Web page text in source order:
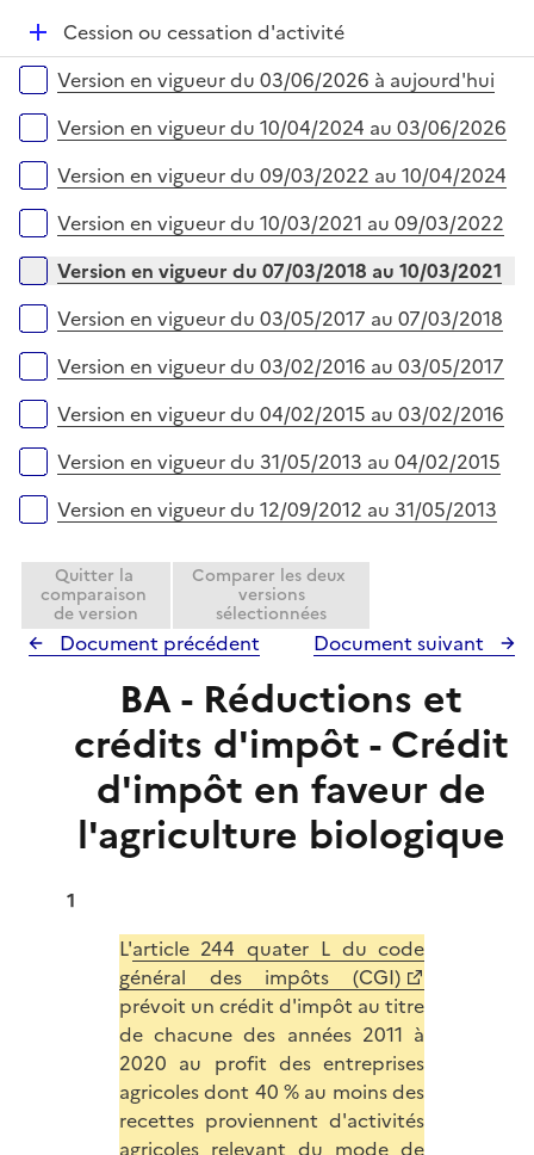
r
e
D
é
p
e
Cession ou cessation d'activité
Versions sur la période
Version en vigueur du 03/06/2026 à aujourd'hui
Version en vigueur du 10/04/2024 au 03/06/2026
Version en vigueur du 09/03/2022 au 10/04/2024
Version en vigueur du 10/03/2021 au 09/03/2022
Version en vigueur du 07/03/2018 au 10/03/2021
Version en vigueur du 03/05/2017 au 07/03/2018
Version en vigueur du 03/02/2016 au 03/05/2017
Version en vigueur du 04/02/2015 au 03/02/2016
Version en vigueur du 31/05/2013 au 04/02/2015
Version en vigueur du 12/09/2012 au 31/05/2013
Quitter la
comparaison
de version
Comparer les deux
versions
sélectionnées
Document précédent Document suivant
BA - Réductions et
crédits d'impôt - Crédit
d'impôt en faveur de
l'agriculture biologique
1
L'article 244 quater L du code
général des impôts (CGI)
prévoit un crédit d'impôt au titre
de chacune des années 2011 à
2020 au profit des entreprises
agricoles dont 40 % au moins des
recettes proviennent d'activités